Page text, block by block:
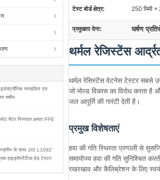
स्वचालित एज
मशीन
मैटर निस्पंदन क्षमता PFE
स्क्रीन के साथ JIS L1092
हाइड्रोस्टैटिक हेड टेस्टर
टेस्ट बोर्ड क्षेत्र: 250 मिमी ×
प्रमुखता देना: घर्षण
थर्मल रेजिस्टेंस
थर्मल रेसिस्टेंस वेटनेस टेस्टर सबसे
जो मोल्ड विकास का विरोध करता
जल आपूर्ति की गारंटी देती है।
प्रमुख विशेषताएं
हवा की गति स्थिरता प्रणाली से
समायोज्य हवा की गति सुनिश्चित
रखरखाव और कैलिब्रेशन के लिए स्वयं